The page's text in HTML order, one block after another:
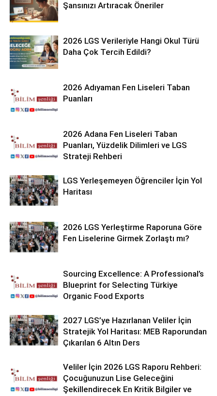
Şansınızı Artıracak Öneriler
2026 LGS Verileriyle Hangi Okul Türü
Daha Çok Tercih Edildi?
2026 Adıyaman Fen Liseleri Taban
Puanları
2026 Adana Fen Liseleri Taban
Puanları, Yüzdelik Dilimleri ve LGS
Strateji Rehberi
LGS Yerleşemeyen Öğrenciler İçin Yol
Haritası
2026 LGS Yerleştirme Raporuna Göre
Fen Liselerine Girmek Zorlaştı mı?
Sourcing Excellence: A Professional’s
Blueprint for Selecting Türkiye
Organic Food Exports
2027 LGS’ye Hazırlanan Veliler İçin
Stratejik Yol Haritası: MEB Raporundan
Çıkarılan 6 Altın Ders
Veliler İçin 2026 LGS Raporu Rehberi:
Çocuğunuzun Lise Geleceğini
Şekillendirecek En Kritik Bilgiler ve